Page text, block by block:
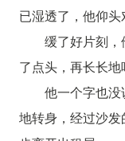
已湿透了，他仰头
缓了好片刻
了点头，再长长地
他一个字也
地转身，经过沙